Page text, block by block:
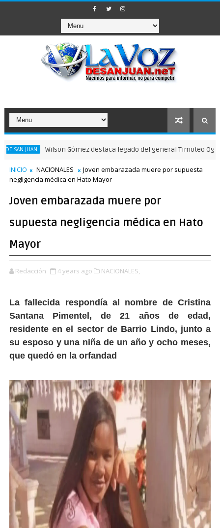
Wilson Gómez destaca legado del general Timoteo Ogando en
INICIO NACIONALES
Joven embarazada muere por supuesta
negligencia médica en Hato Mayor
Joven embarazada muere por
supuesta negligencia médica en Hato
Mayor
Redacción 4 years ago NACIONALES,
La fallecida respondía al nombre de Cristina
Santana Pimentel, de 21 años de edad,
residente en el sector de Barrio Lindo, junto a
su esposo y una niña de un año y ocho meses,
que quedó en la orfandad